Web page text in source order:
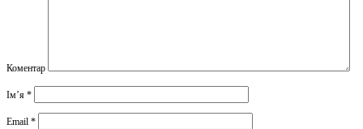
Коментар
Ім’я *
Email *